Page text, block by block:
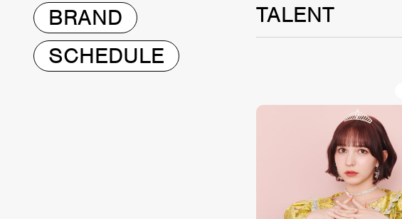
BRAND
SCHEDULE
TALENT